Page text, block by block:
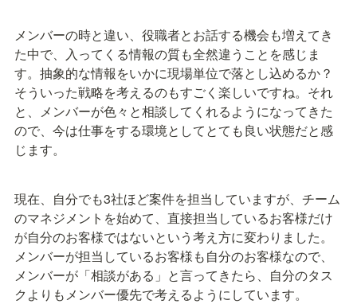
メンバーの時と違い、役職者とお話する機会も増えてき
た中で、入ってくる情報の質も全然違うことを感じま
す。抽象的な情報をいかに現場単位で落とし込めるか？
そういった戦略を考えるのもすごく楽しいですね。それ
と、メンバーが色々と相談してくれるようになってきた
ので、今は仕事をする環境としてとても良い状態だと感
じます。
現在、自分でも3社ほど案件を担当していますが、チーム
のマネジメントを始めて、直接担当しているお客様だけ
が自分のお客様ではないという考え方に変わりました。
メンバーが担当しているお客様も自分のお客様なので、
メンバーが「相談がある」と言ってきたら、自分のタス
クよりもメンバー優先で考えるようにしています。